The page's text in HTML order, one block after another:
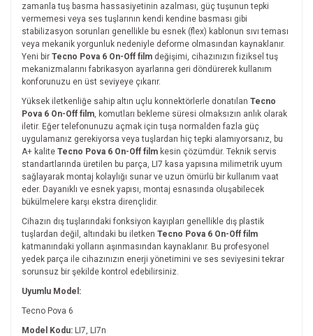
zamanla tuş basma hassasiyetinin azalması, güç tuşunun tepki
vermemesi veya ses tuşlarının kendi kendine basması gibi
stabilizasyon sorunları genellikle bu esnek (flex) kablonun sıvı teması
veya mekanik yorgunluk nedeniyle deforme olmasından kaynaklanır.
Yeni bir Tecno Pova 6 On-Off film değişimi, cihazınızın fiziksel tuş
mekanizmalarını fabrikasyon ayarlarına geri döndürerek kullanım
konforunuzu en üst seviyeye çıkarır.
Yüksek iletkenliğe sahip altın uçlu konnektörlerle donatılan Tecno
Pova 6 On-Off film, komutları bekleme süresi olmaksızın anlık olarak
iletir. Eğer telefonunuzu açmak için tuşa normalden fazla güç
uygulamanız gerekiyorsa veya tuşlardan hiç tepki alamıyorsanız, bu
A+ kalite Tecno Pova 6 On-Off film kesin çözümdür. Teknik servis
standartlarında üretilen bu parça, LI7 kasa yapısına milimetrik uyum
sağlayarak montaj kolaylığı sunar ve uzun ömürlü bir kullanım vaat
eder. Dayanıklı ve esnek yapısı, montaj esnasında oluşabilecek
bükülmelere karşı ekstra dirençlidir.
Cihazın dış tuşlarındaki fonksiyon kayıpları genellikle dış plastik
tuşlardan değil, altındaki bu iletken Tecno Pova 6 On-Off film
katmanındaki yolların aşınmasından kaynaklanır. Bu profesyonel
yedek parça ile cihazınızın enerji yönetimini ve ses seviyesini tekrar
sorunsuz bir şekilde kontrol edebilirsiniz.
Uyumlu Model:
Tecno Pova 6
Model Kodu: LI7, LI7n